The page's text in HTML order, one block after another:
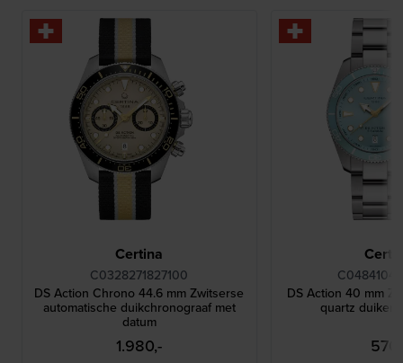
Certina
C0328271827100
DS Action Chrono 44.6 mm Zwitserse
automatische duikchronograaf met
datum
1.980,-
DS Action 40 mm
quartz duiker